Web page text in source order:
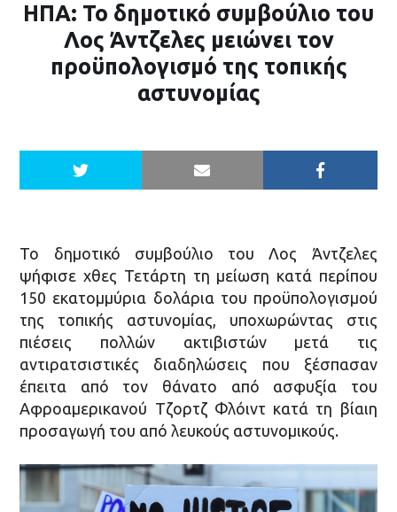
ΗΠΑ: Το δημοτικό συμβούλιο του
Λος Άντζελες μειώνει τον
προϋπολογισμό της τοπικής
αστυνομίας
Το δημοτικό συμβούλιο του Λος Άντζελες
ψήφισε χθες Τετάρτη τη μείωση κατά περίπου
150 εκατομμύρια δολάρια του προϋπολογισμού
της τοπικής αστυνομίας, υποχωρώντας στις
πιέσεις πολλών ακτιβιστών μετά τις
αντιρατσιστικές διαδηλώσεις που ξέσπασαν
έπειτα από τον θάνατο από ασφυξία του
Αφροαμερικανού Τζορτζ Φλόιντ κατά τη βίαιη
προσαγωγή του από λευκούς αστυνομικούς.